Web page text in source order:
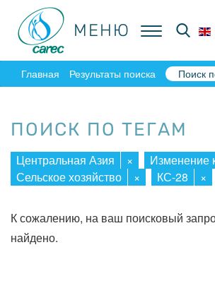
МЕНЮ
МЕНЮ
Главная Результаты поиска Поиск
ПОИСК ПО ТЕГАМ
Центральная Азия × Изменение
Сельское хозяйство
× КС-28 ×
К сожалению, на ваш поисковый
найдено.